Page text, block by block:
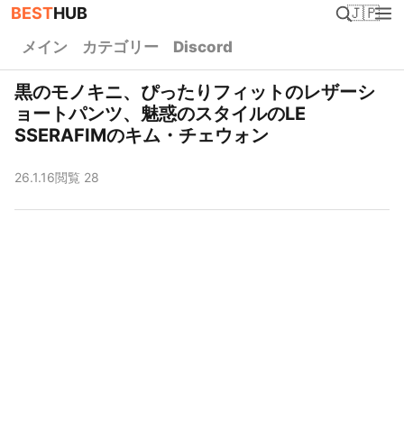
BESTHUB 🇯🇵
メイン カテゴリー Discord
黒のモノキニ、ぴったりフィットのレザーシ
ョートパンツ、魅惑のスタイルのLE
SSERAFIMのキム・チェウォン
26.1.16閲覧 28